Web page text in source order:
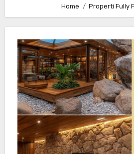
Home Properti Fully